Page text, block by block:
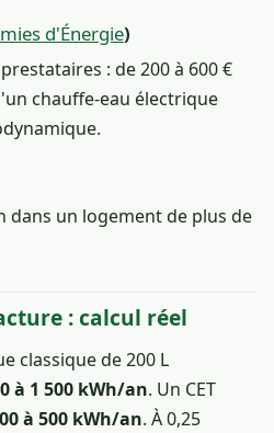
d'Énergie)
: de 200 à 600 €
chauffe-eau électrique
dans un logement de plus de
: calcul réel
classique de 200 L
à 1 500 kWh/an. Un CET
à 500 kWh/an. À 0,25